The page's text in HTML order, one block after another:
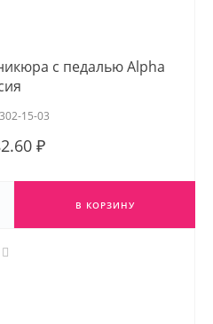
с педалью Alpha
15-03
₽
В КОРЗИНУ